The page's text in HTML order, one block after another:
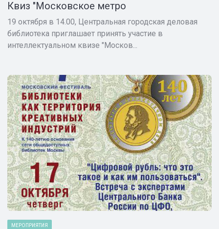
Квиз "Московское метро
19 октября в 14.00, Центральная городская деловая
библиотека приглашает принять участие в
интеллектуальном квизе "Москов...
МЕРОПРИЯТИЯ